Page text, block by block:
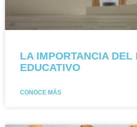
LA IMPORTANCIA DEL
EDUCATIVO
CONOCE MÁS